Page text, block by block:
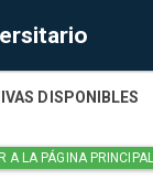
DISPONIBLES
A LA PÁGINA PRINCIPAL